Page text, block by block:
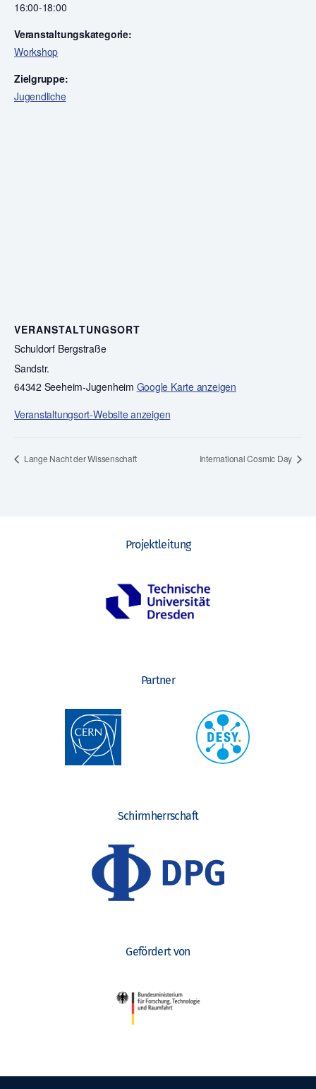
16:00-18:00
Veranstaltungskategorie:
Workshop
Zielgruppe:
Jugendliche
VERANSTALTUNGSORT
Schuldorf Bergstraße
Sandstr.
64342 Seeheim-Jugenheim Google Karte anzeigen
Veranstaltungsort-Website anzeigen
Lange Nacht der Wissenschaft International Cosmic Day
Projektleitung
Partner
Schirmherrschaft
Gefördert von